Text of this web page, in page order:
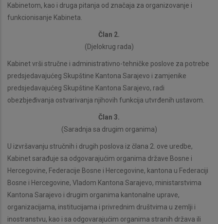
Kabinetom, kao i druga pitanja od značaja za organizovanje i
funkcionisanje Kabineta.
Član 2.
(Djelokrug rada)
Kabinet vrši stručne i administrativno-tehničke poslove za potrebe
predsjedavajućeg Skupštine Kantona Sarajevo i zamjenike
predsjedavajućeg Skupštine Kantona Sarajevo, radi
obezbjeđivanja ostvarivanja njihovih funkcija utvrđenih ustavom.
Član 3.
(Saradnja sa drugim organima)
U izvršavanju stručnih i drugih poslova iz člana 2. ove uredbe,
Kabinet sarađuje sa odgovarajućim organima države Bosne i
Hercegovine, Federacije Bosne i Hercegovine, kantona u Federaciji
Bosne i Hercegovine, Vladom Kantona Sarajevo, ministarstvima
Kantona Sarajevo i drugim organima kantonalne uprave,
organizacijama, institucijama i privrednim društvima u zemlji i
inostranstvu, kao i sa odgovarajućim organima stranih država ili